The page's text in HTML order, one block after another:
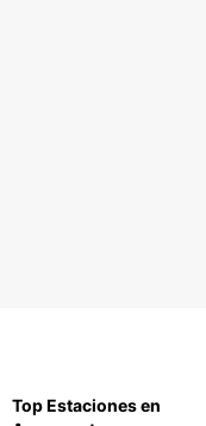
Top Estaciones en